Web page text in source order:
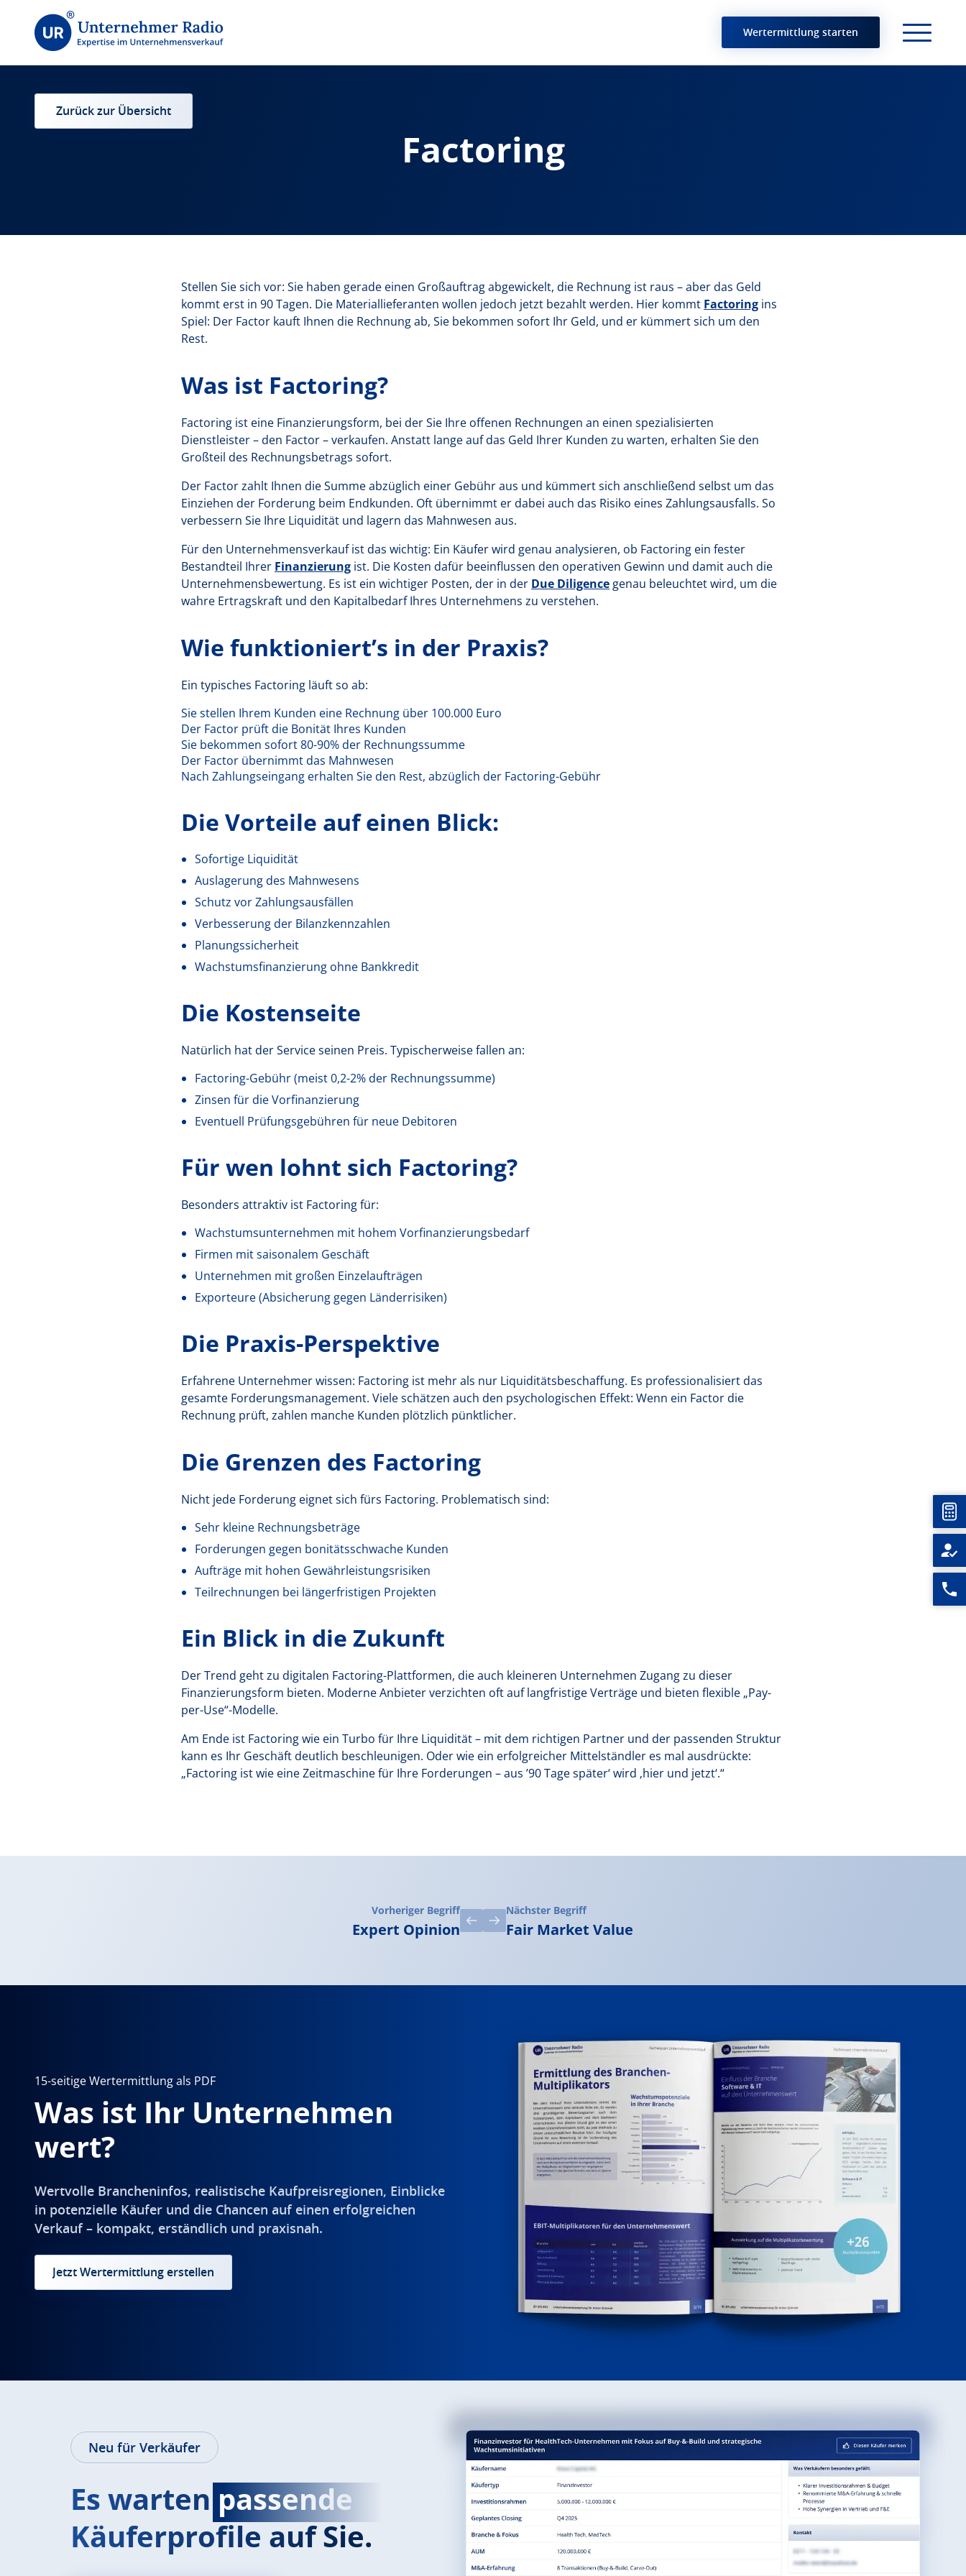
Wertermittlung starten
Zurück zur Übersicht
Factoring
Stellen Sie sich vor: Sie haben gerade einen Großauftrag abgewickelt, die Rechnung ist raus – aber das Geld
kommt erst in 90 Tagen. Die Materiallieferanten wollen jedoch jetzt bezahlt werden. Hier kommt Factoring ins
Spiel: Der Factor kauft Ihnen die Rechnung ab, Sie bekommen sofort Ihr Geld, und er kümmert sich um den
Rest.
Was ist Factoring?
Factoring ist eine Finanzierungsform, bei der Sie Ihre offenen Rechnungen an einen spezialisierten
Dienstleister – den Factor – verkaufen. Anstatt lange auf das Geld Ihrer Kunden zu warten, erhalten Sie den
Großteil des Rechnungsbetrags sofort.
Der Factor zahlt Ihnen die Summe abzüglich einer Gebühr aus und kümmert sich anschließend selbst um das
Einziehen der Forderung beim Endkunden. Oft übernimmt er dabei auch das Risiko eines Zahlungsausfalls. So
verbessern Sie Ihre Liquidität und lagern das Mahnwesen aus.
Für den Unternehmensverkauf ist das wichtig: Ein Käufer wird genau analysieren, ob Factoring ein fester
Bestandteil Ihrer Finanzierung ist. Die Kosten dafür beeinflussen den operativen Gewinn und damit auch die
Unternehmensbewertung. Es ist ein wichtiger Posten, der in der Due Diligence genau beleuchtet wird, um die
wahre Ertragskraft und den Kapitalbedarf Ihres Unternehmens zu verstehen.
Wie funktioniert’s in der Praxis?
Ein typisches Factoring läuft so ab:
Sie stellen Ihrem Kunden eine Rechnung über 100.000 Euro
Der Factor prüft die Bonität Ihres Kunden
Sie bekommen sofort 80-90% der Rechnungssumme
Der Factor übernimmt das Mahnwesen
Nach Zahlungseingang erhalten Sie den Rest, abzüglich der Factoring-Gebühr
Die Vorteile auf einen Blick:
Sofortige Liquidität
Auslagerung des Mahnwesens
Schutz vor Zahlungsausfällen
Verbesserung der Bilanzkennzahlen
Planungssicherheit
Wachstumsfinanzierung ohne Bankkredit
Die Kostenseite
Natürlich hat der Service seinen Preis. Typischerweise fallen an:
Factoring-Gebühr (meist 0,2-2% der Rechnungssumme)
Zinsen für die Vorfinanzierung
Eventuell Prüfungsgebühren für neue Debitoren
Für wen lohnt sich Factoring?
Besonders attraktiv ist Factoring für:
Wachstumsunternehmen mit hohem Vorfinanzierungsbedarf
Firmen mit saisonalem Geschäft
Unternehmen mit großen Einzelaufträgen
Exporteure (Absicherung gegen Länderrisiken)
Die Praxis-Perspektive
Erfahrene Unternehmer wissen: Factoring ist mehr als nur Liquiditätsbeschaffung. Es professionalisiert das
gesamte Forderungsmanagement. Viele schätzen auch den psychologischen Effekt: Wenn ein Factor die
Rechnung prüft, zahlen manche Kunden plötzlich pünktlicher.
Die Grenzen des Factoring
Nicht jede Forderung eignet sich fürs Factoring. Problematisch sind:
Sehr kleine Rechnungsbeträge
Forderungen gegen bonitätsschwache Kunden
Aufträge mit hohen Gewährleistungsrisiken
Teilrechnungen bei längerfristigen Projekten
Ein Blick in die Zukunft
Der Trend geht zu digitalen Factoring-Plattformen, die auch kleineren Unternehmen Zugang zu dieser
Finanzierungsform bieten. Moderne Anbieter verzichten oft auf langfristige Verträge und bieten flexible „Pay-
per-Use“-Modelle.
Am Ende ist Factoring wie ein Turbo für Ihre Liquidität – mit dem richtigen Partner und der passenden Struktur
kann es Ihr Geschäft deutlich beschleunigen. Oder wie ein erfolgreicher Mittelständler es mal ausdrückte:
„Factoring ist wie eine Zeitmaschine für Ihre Forderungen – aus ’90 Tage später‘ wird ‚hier und jetzt‘.“
Vorheriger Begriff
Expert Opinion
Nächster Begriff
Fair Market Value
15-seitige Wertermittlung als PDF
Was ist Ihr Unternehmen
wert?
Wertvolle Brancheninfos, realistische Kaufpreisregionen, Einblicke
in potenzielle Käufer und die Chancen auf einen erfolgreichen
Verkauf – kompakt, erständlich und praxisnah.
Jetzt Wertermittlung erstellen
Neu für Verkäufer
Es warten passende
Käuferprofile auf Sie.